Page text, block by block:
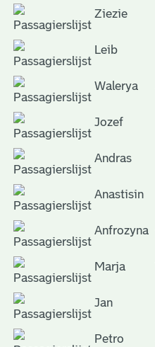
Ziezie
Leib
Walerya
Jozef
Andras
Anastisin
Anfrozyna
Marja
Jan
Petro